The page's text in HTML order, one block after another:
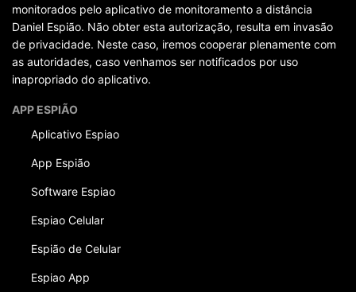
monitorados pelo aplicativo de monitoramento a distância
Daniel Espião. Não obter esta autorização, resulta em invasão
de privacidade. Neste caso, iremos cooperar plenamente com
as autoridades, caso venhamos ser notificados por uso
inapropriado do aplicativo.
APP ESPIÃO
Aplicativo Espiao
App Espião
Software Espiao
Espiao Celular
Espião de Celular
Espiao App